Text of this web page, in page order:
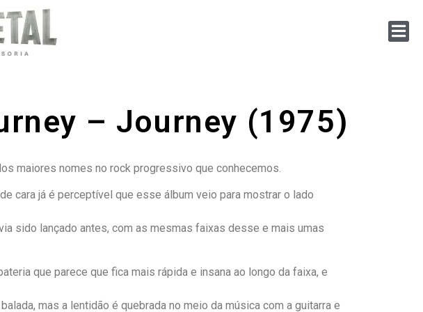
– Journey (1975)
maiores nomes no rock progressivo que conhecemos.
cara já é perceptível que esse álbum veio para mostrar o lado
sido lançado antes, com as mesmas faixas desse e mais umas
que parece que fica mais rápida e insana ao longo da faixa, e
mas a lentidão é quebrada no meio da música com a guitarra e